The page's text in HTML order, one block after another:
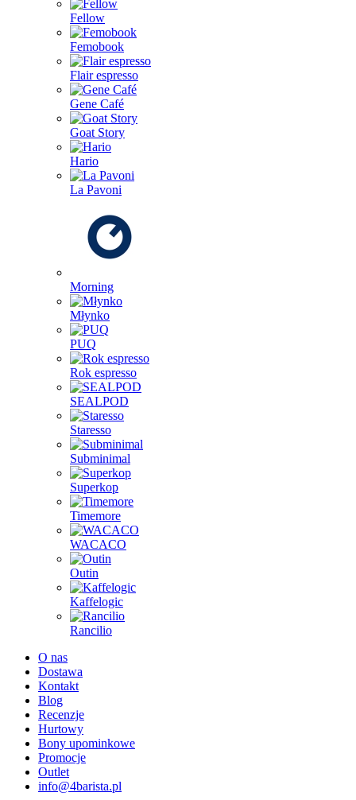
Fellow
Femobook
Flair espresso
Gene Café
Goat Story
Hario
La Pavoni
Morning
Młynko
PUQ
Rok espresso
SEALPOD
Staresso
Subminimal
Superkop
Timemore
WACACO
Outin
Kaffelogic
Rancilio
O nas
Dostawa
Kontakt
Blog
Recenzje
Hurtowy
Bony upominkowe
Promocje
Outlet
info@4barista.pl